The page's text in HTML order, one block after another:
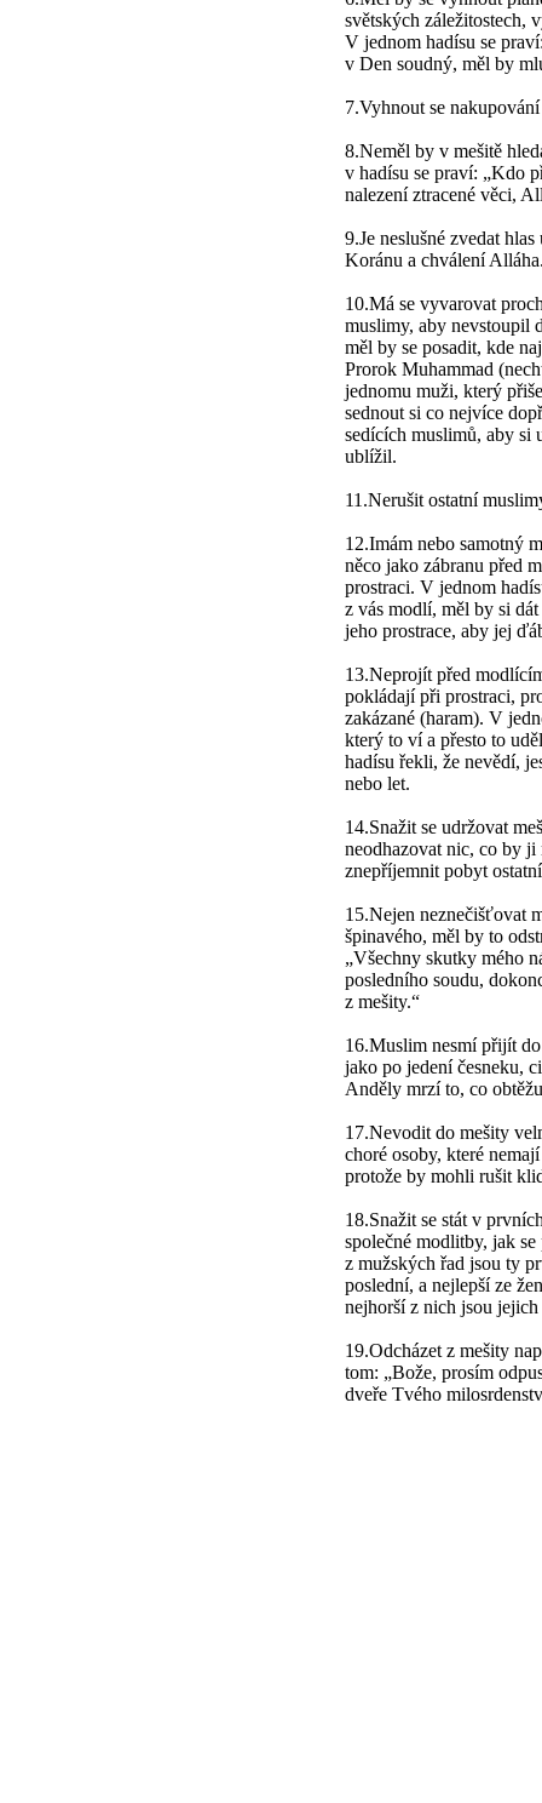
světských záležitostech,
V jednom hadísu se
v Den soudný, měl by
7.Vyhnout se
8.Neměl by v mešitě
v hadísu se praví: „Kdo
nalezení ztracené věci,
9.Je neslušné zvedat
Koránu a chválení
10.Má se vyvarovat
muslimy, aby nevstoupil
měl by se posadit, kde
Prorok Muhammad
jednomu muži, který
sednout si co nejvíce
sedících muslimů, aby si
ublížil.
11.Nerušit ostatní
12.Imám nebo samotný
něco jako zábranu před
prostraci. V jednom
z vás modlí, měl by si
jeho prostrace, aby jej
13.Neprojít před
pokládají při prostraci,
zakázané (haram). V
který to ví a přesto to
hadísu řekli, že nevědí,
nebo let.
14.Snažit se udržovat
neodhazovat nic, co by ji
znepříjemnit pobyt
15.Nejen neznečišťovat
špinavého, měl by to
„Všechny skutky mého
posledního soudu,
z mešity.“
16.Muslim nesmí přijít
jako po jedení česneku,
Anděly mrzí to, co
17.Nevodit do mešity
choré osoby, které
protože by mohli rušit
18.Snažit se stát v
společné modlitby, jak
z mužských řad jsou ty
poslední, a nejlepší ze
nejhorší z nich jsou
19.Odcházet z mešity
tom: „Bože, prosím
dveře Tvého